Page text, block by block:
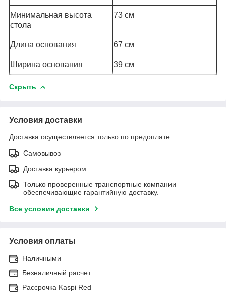
Минимальная высота
стола
73 см
Длина основания 67 см
Ширина основания 39 см
Скрыть
Условия доставки
Доставка осуществляется только по предоплате.
Самовывоз
Доставка курьером
Только проверенные транспортные компании
обеспечивающие гарантийную доставку.
Все условия доставки
Условия оплаты
Наличными
Безналичный расчет
Рассрочка Kaspi Red